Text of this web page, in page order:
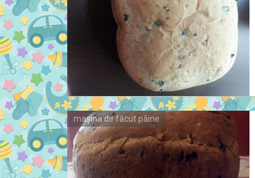
mașina de făcut pâine